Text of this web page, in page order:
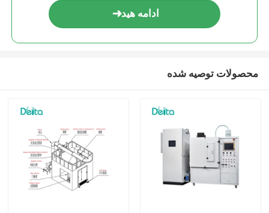
ادامه هید
محصولات توصیه شده